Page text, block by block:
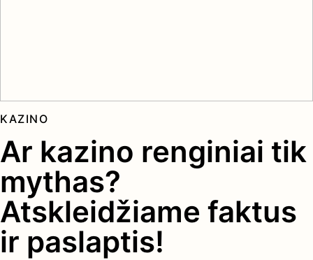
Ar kazino renginiai tik
mythas?
Atskleidžiame faktus
ir paslaptis!
KAZINO